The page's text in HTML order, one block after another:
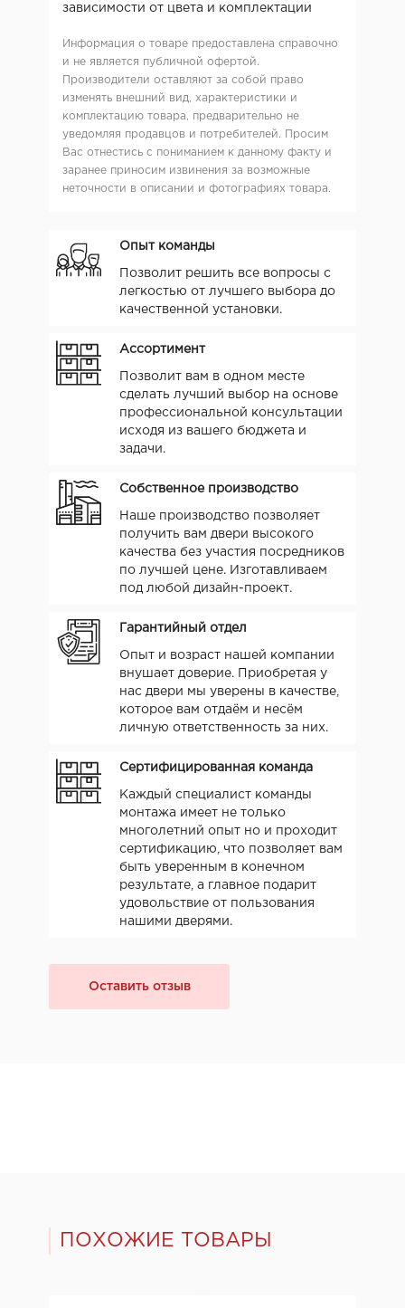
зависимости от цвета и комплектации
Информация о товаре предоставлена справочно
и не является публичной офертой.
Производители оставляют за собой право
изменять внешний вид, характеристики и
комплектацию товара, предварительно не
уведомляя продавцов и потребителей. Просим
Вас отнестись с пониманием к данному факту и
заранее приносим извинения за возможные
неточности в описании и фотографиях товара.
Опыт команды
Позволит решить все вопросы с
легкостью от лучшего выбора до
качественной установки.
Ассортимент
Позволит вам в одном месте
сделать лучший выбор на основе
профессиональной консультации
исходя из вашего бюджета и
задачи.
Собственное производство
Наше производство позволяет
получить вам двери высокого
качества без участия посредников
по лучшей цене. Изготавливаем
под любой дизайн-проект.
Гарантийный отдел
Опыт и возраст нашей компании
внушает доверие. Приобретая у
нас двери мы уверены в качестве,
которое вам отдаём и несём
личную ответственность за них.
Сертифицированная команда
Каждый специалист команды
монтажа имеет не только
многолетний опыт но и проходит
сертификацию, что позволяет вам
быть уверенным в конечном
результате, а главное подарит
удовольствие от пользования
нашими дверями.
Оставить отзыв
ПОХОЖИЕ ТОВАРЫ